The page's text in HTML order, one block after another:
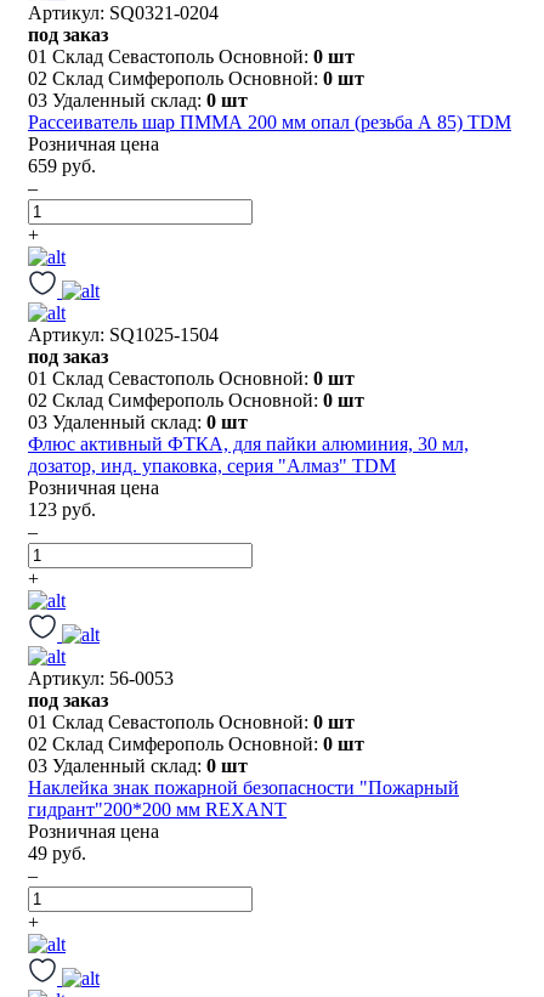
Артикул: SQ0321-0204
под заказ
01 Склад Севастополь Основной: 0 шт
02 Склад Симферополь Основной: 0 шт
03 Удаленный склад: 0 шт
Рассеиватель шар ПММА 200 мм опал (резьба А 85) TDM
Розничная цена
659 руб.
–
+
Артикул: SQ1025-1504
под заказ
01 Склад Севастополь Основной: 0 шт
02 Склад Симферополь Основной: 0 шт
03 Удаленный склад: 0 шт
Флюс активный ФТКА, для пайки алюминия, 30 мл,
дозатор, инд. упаковка, серия "Алмаз" TDM
Розничная цена
123 руб.
–
+
Артикул: 56-0053
под заказ
01 Склад Севастополь Основной: 0 шт
02 Склад Симферополь Основной: 0 шт
03 Удаленный склад: 0 шт
Наклейка знак пожарной безопасности "Пожарный
гидрант"200*200 мм REXANT
Розничная цена
49 руб.
–
+